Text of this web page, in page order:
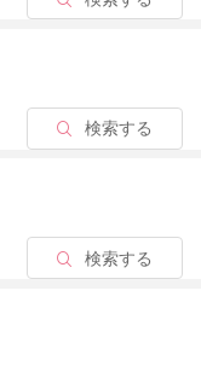
検索する
検索する